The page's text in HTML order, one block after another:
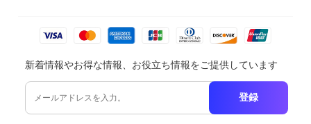
新着情報やお得な情報、お役立ち情報をご提供しています
登録